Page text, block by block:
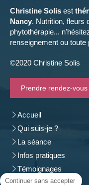
Christine Solis est
Nancy. Nutrition, fleurs
phytothérapie...
renseignement ou
©2020 Christine Solis
Prendre rendez-vous
Accueil
Qui suis-je ?
La séance
Infos pratiques
Témoignages
Contact
Continuer sans accepter